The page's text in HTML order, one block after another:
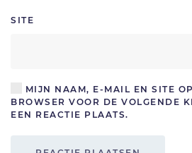
SITE
MIJN NAAM, E-MAIL EN SITE
BROWSER VOOR DE VOLGENDE
EEN REACTIE PLAATS.